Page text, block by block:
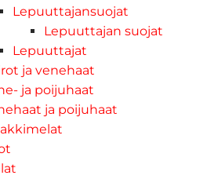
Lepuuttajansuojat
Lepuuttajan suojat
Lepuuttajat
ja venehaat
ja poijuhaat
ja poijuhaat